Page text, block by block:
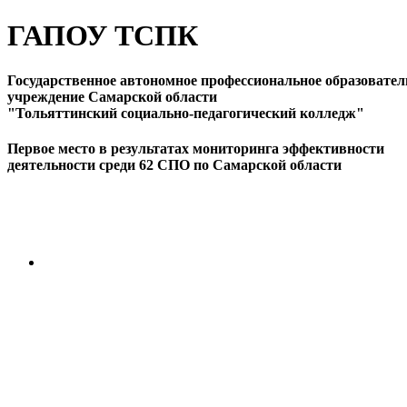
ГАПОУ ТСПК
Государственное автономное профессиональное
учреждение Самарской области
"Тольяттинский социально-педагогический колледж"
Первое место в результатах мониторинга эффективности
деятельности среди 62 СПО по Самарской области